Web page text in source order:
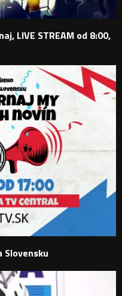
LIVE STREAM od 8:00,
Slovensku